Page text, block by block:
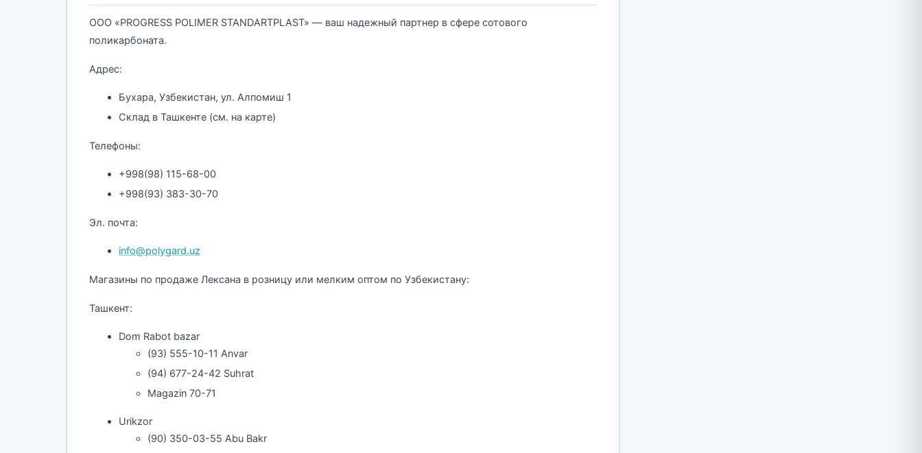
ООО «PROGRESS POLIMER STANDARTPLAST» — ваш надежный партнер в сфере сотового
поликарбоната.
Адрес:
Бухара, Узбекистан, ул. Алпомиш 1
Склад в Ташкенте (см. на карте)
Телефоны:
+998(98) 115-68-00
+998(93) 383-30-70
Эл. почта:
info@polygard.uz
Магазины по продаже Лексана в розницу или мелким оптом по Узбекистану:
Ташкент:
Dom Rabot bazar
(93) 555-10-11 Anvar
(94) 677-24-42 Suhrat
Magazin 70-71
Urikzor
(90) 350-03-55 Abu Bakr